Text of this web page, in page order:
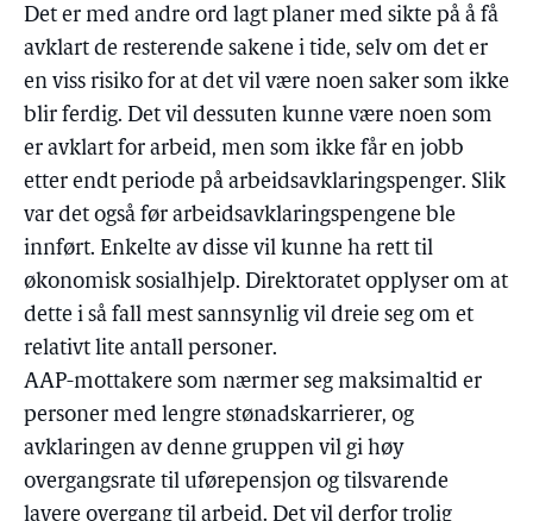
Det er med andre ord lagt planer med sikte på å få
avklart de resterende sakene i tide, selv om det er
en viss risiko for at det vil være noen saker som ikke
blir ferdig. Det vil dessuten kunne være noen som
er avklart for arbeid, men som ikke får en jobb
etter endt periode på arbeidsavklaringspenger. Slik
var det også før arbeidsavklaringspengene ble
innført. Enkelte av disse vil kunne ha rett til
økonomisk sosialhjelp. Direktoratet opplyser om at
dette i så fall mest sannsynlig vil dreie seg om et
relativt lite antall personer.
AAP-mottakere som nærmer seg maksimaltid er
personer med lengre stønadskarrierer, og
avklaringen av denne gruppen vil gi høy
overgangsrate til uførepensjon og tilsvarende
lavere overgang til arbeid. Det vil derfor trolig